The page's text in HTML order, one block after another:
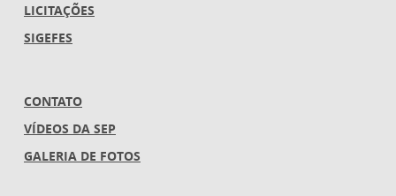
LICITAÇÕES
SIGEFES
CONTATO
VÍDEOS DA SEP
GALERIA DE FOTOS